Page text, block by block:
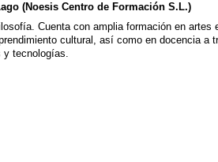
(Noesis Centro de Formación S.L.)
Cuenta con amplia formación en artes
cultural, así como en docencia a
y tecnologías.